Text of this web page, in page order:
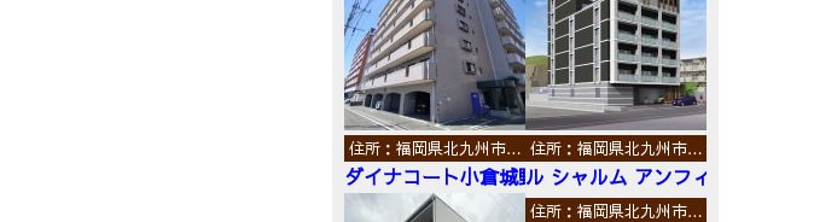
住所：福岡県北九州市…
ダイナコート小倉城野
住所：福岡県北九州市…
ル シャルム アンフィニ
住所：福岡県北九州市…